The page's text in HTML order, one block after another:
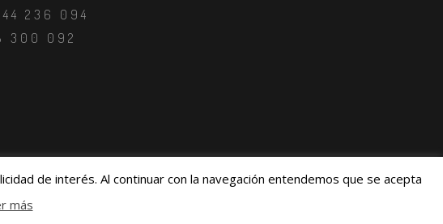
236 094
300 092
de interés. Al continuar con la navegación entendemos que se acepta
más